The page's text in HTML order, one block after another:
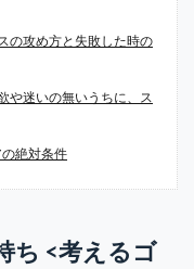
の攻め方と失敗した時の
や迷いの無いうちに、ス
絶対条件
ち <考えるゴ